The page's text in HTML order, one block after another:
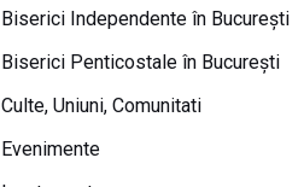
Biserici Independente în Bucureşti
Biserici Penticostale în Bucureşti
Culte, Uniuni, Comunitati
Evenimente